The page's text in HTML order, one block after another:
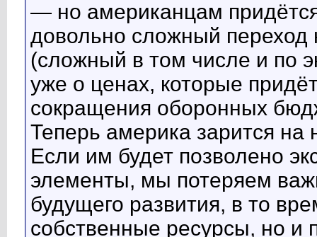
— но американцам
довольно сложный
(сложный в том числе и по
уже о ценах, которые
сокращения оборонных
Теперь америка зарится
Если им будет позволено
элементы, мы потеряем
будущего развития, в то
собственные ресурсы, но